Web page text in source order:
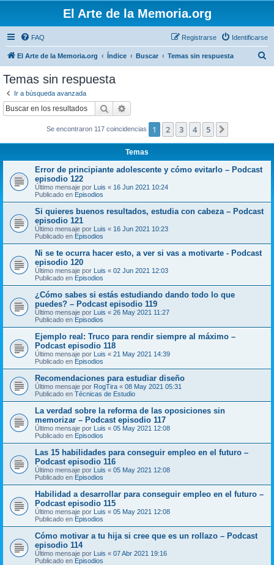
El Arte de la Memoria.org
FAQ Identificarse
Registrarse
El Arte de la Memoria.org Índice Buscar Temas sin respuesta
Temas sin respuesta
Ir a búsqueda avanzada
Buscar
Se encontraron 117 coincidencias 1 2 3 4 5
Temas
Error de principiante adolescente y cómo evitarlo – Podcast
episodio 122
Último mensaje por Luis « 16 Jun 2021 10:24
Publicado en Episodios
Si quieres buenos resultados, estudia con cabeza – Podcast
episodio 121
Último mensaje por Luis « 16 Jun 2021 10:23
Publicado en Episodios
Ni se te ocurra hacer esto, a ver si vas a motivarte - Podcast
episodio 120
Último mensaje por Luis « 02 Jun 2021 12:03
Publicado en Episodios
¿Cómo sabes si estás estudiando dando todo lo que
puedes? – Podcast episodio 119
Último mensaje por Luis « 26 May 2021 11:27
Publicado en Episodios
Ejemplo real: Truco para rendir siempre al máximo –
Podcast episodio 118
Último mensaje por Luis « 21 May 2021 14:39
Publicado en Episodios
Recomendaciones para estudiar diseño
Último mensaje por RogTira « 08 May 2021 05:31
Publicado en Técnicas de Estudio
La verdad sobre la reforma de las oposiciones sin
memorizar – Podcast episodio 117
Último mensaje por Luis « 05 May 2021 12:08
Publicado en Episodios
Las 15 habilidades para conseguir empleo en el futuro –
Podcast episodio 116
Último mensaje por Luis « 05 May 2021 12:08
Publicado en Episodios
Habilidad a desarrollar para conseguir empleo en el futuro –
Podcast episodio 115
Último mensaje por Luis « 05 May 2021 12:08
Publicado en Episodios
Cómo motivar a tu hija si cree que es un rollazo – Podcast
episodio 114
Último mensaje por Luis « 07 Abr 2021 19:16
Publicado en Episodios